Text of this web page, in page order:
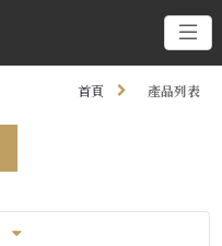
首頁 產品列表